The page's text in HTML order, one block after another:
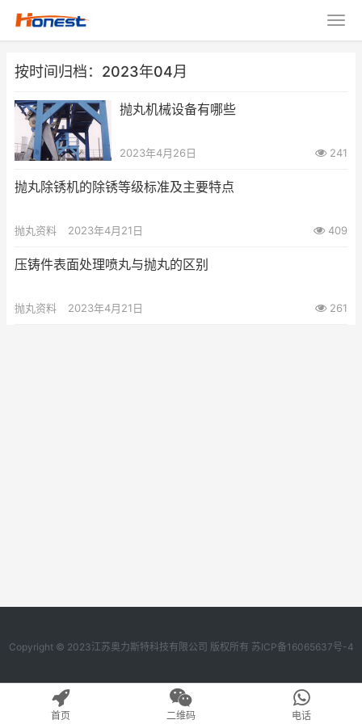
按时间归档：2023年04月
抛丸机械设备有哪些
2023年4月26日 241
抛丸除锈机的除锈等级标准及主要特点
抛丸资料 2023年4月21日 409
压铸件表面处理喷丸与抛丸的区别
抛丸资料 2023年4月21日 261
Copyright © 2023江苏奥力斯特科技有限公司 版权所有 苏ICP备16065637号-4
首页 二维码 电话